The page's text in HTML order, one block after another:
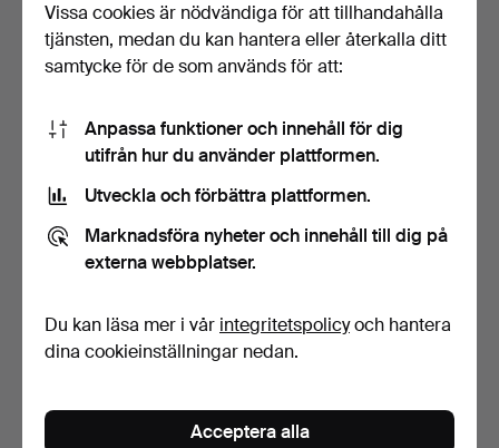
DOKUMENTVÄSKA,
Burberry Barrow, in Black
14 bud
379 USD
KOFTA, Busnel, röd.
1 bud
37 USD
Vissa cookies är nödvändiga för att tillhandahålla
tjänsten, medan du kan hantera eller återkalla ditt
samtycke för de som används för att:
Anpassa funktioner och innehåll för dig
utifrån hur du använder plattformen.
Utveckla och förbättra plattformen.
Marknadsföra nyheter och innehåll till dig på
externa webbplatser.
Du kan läsa mer i vår integritetspolicyoch hantera
dina cookieinställningar nedan.
Acceptera alla